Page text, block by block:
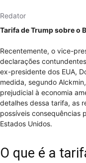
Redator
Tarifa de Trump sobre o
Recentemente, o vice-
declarações
ex-presidente dos EUA,
medida, segundo
prejudicial à economia
detalhes dessa tarifa, as
possíveis consequências
Estados Unidos.
O que é a